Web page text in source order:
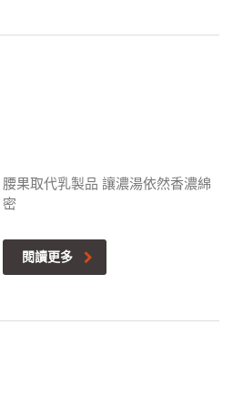
腰果取代乳製品 讓濃湯依然香濃綿
密
閱讀更多